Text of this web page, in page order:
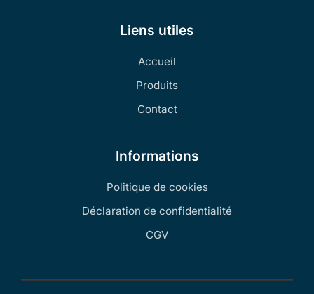
Liens utiles
Accueil
Produits
Contact
Informations
Politique de cookies
Déclaration de confidentialité
CGV